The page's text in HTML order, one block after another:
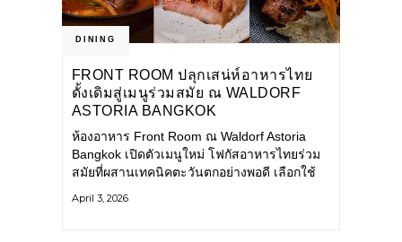
DINING
FRONT ROOM ปลุกเสน่ห์อาหารไทย
ดั้งเดิมสู่เมนูร่วมสมัย ณ WALDORF
ASTORIA BANGKOK
ห้องอาหาร Front Room ณ Waldorf Astoria
Bangkok เปิดตัวเมนูใหม่ โฟกัสอาหารไทยร่วม
สมัยที่ผสานเทคนิคตะวันตกอย่างพอดี เลือกใช้
รสชาติหลากหลายทั้ง เปรี้ยว
April 3, 2026